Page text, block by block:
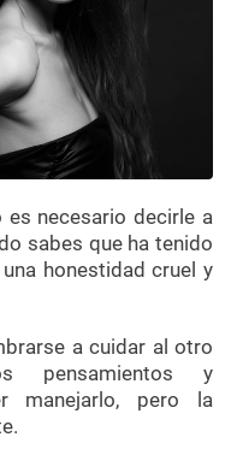
necesario decirle a
sabes que ha tenido
honestidad cruel y
a cuidar al otro
pensamientos y
manejarlo, pero la